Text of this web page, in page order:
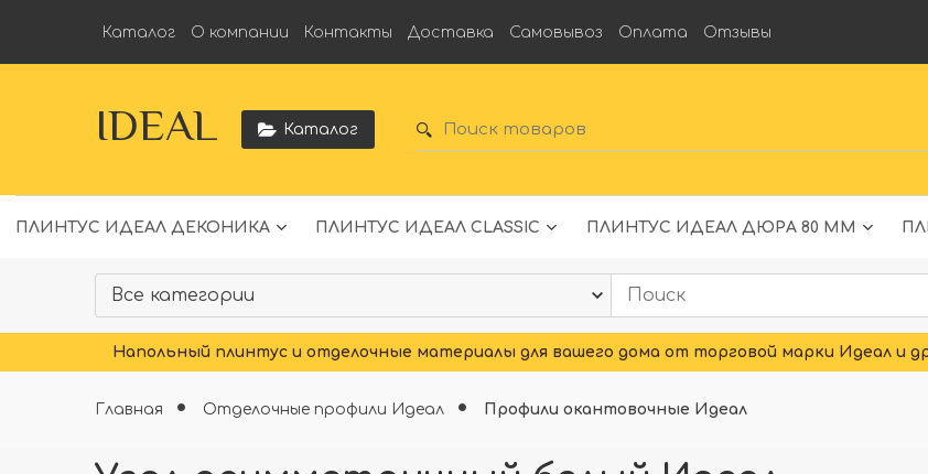
Каталог О компании Контакты Доставка Самовывоз Оплата Отзывы
IDEAL Каталог
ПЛИНТУС ИДЕАЛ ДЕКОНИКА ПЛИНТУС ИДЕАЛ CLASSIC ПЛИНТУС ИДЕАЛ ДЮРА 80 ММ
Напольный плинтус и отделочные материалы для вашего дома от торговой марки Идеал и
Главная Отделочные профили Идеал Профили окантовочные Идеал